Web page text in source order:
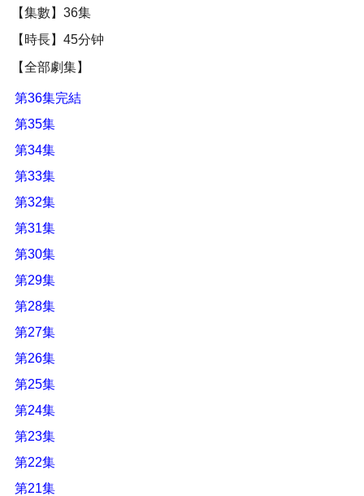
【集數】36集
【時長】45分钟
【全部劇集】
第36集完結
第35集
第34集
第33集
第32集
第31集
第30集
第29集
第28集
第27集
第26集
第25集
第24集
第23集
第22集
第21集